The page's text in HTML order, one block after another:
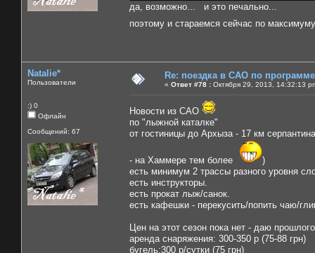
да, возможно... и это печально...
поэтому и стараемся сейчас по
Natalie*
Пользователи
:) 0
Офлайн
Сообщений: 67
Re: поездка в САО по
« Ответ #78 : Октября 29, 2013, 14:32:13
Новости из САО
по "лыжной каталке"
от гостиницы до Архыза - 17 км
- на Хаммере тем более
)
есть минимум 2 трассы разного уровня
есть инструкторы.
есть прокат лыж/санок.
есть кафешки - перекусить/попить чаю/
Цен на этот сезон пока нет - даю
аренда снаряжения: 300-350 р (75-88 грн)
бугель:300 р/сутки (75 грн)